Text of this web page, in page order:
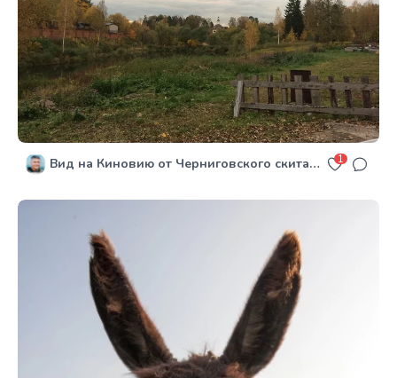
Вид на Киновию от Черниговского скита сегодня вечером 1